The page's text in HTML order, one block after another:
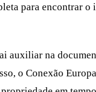
para encontrar
auxiliar na
o Conexão